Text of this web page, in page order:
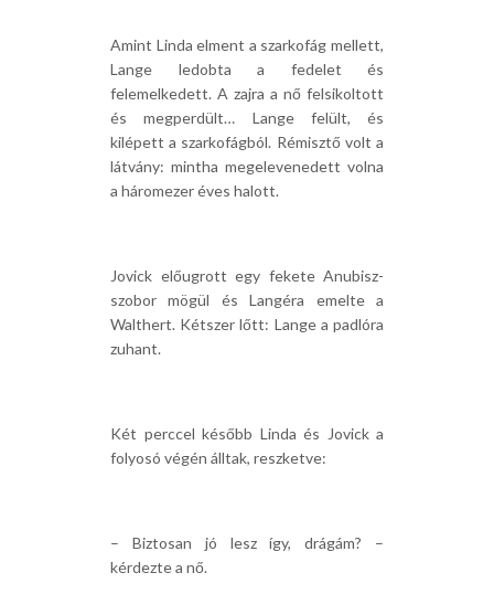
Amint Linda elment a szarkofág mellett,
Lange ledobta a fedelet és
felemelkedett. A zajra a nő felsikoltott
és megperdült… Lange felült, és
kilépett a szarkofágból. Rémisztő volt a
látvány: mintha megelevenedett volna
a háromezer éves halott.
Jovick előugrott egy fekete Anubisz-
szobor mögül és Langéra emelte a
Walthert. Kétszer lőtt: Lange a padlóra
zuhant.
Két perccel később Linda és Jovick a
folyosó végén álltak, reszketve:
– Biztosan jó lesz így, drágám? –
kérdezte a nő.